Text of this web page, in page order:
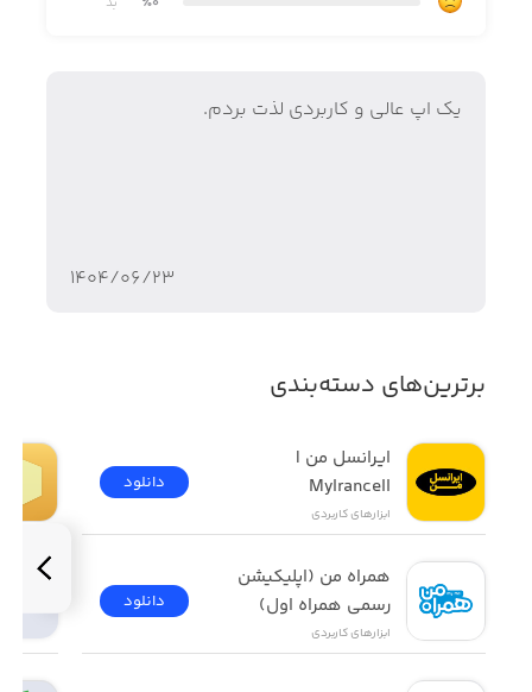
یک اپ عالی و کاربردی لذت بردم.
۱۴۰۴/۰۶/۲۳
برترین‌های دسته‌بندی
MyIrancell
ابزار‌های کاربردی
دانلود
رسمی همراه اول)
ابزار‌های کاربردی
دانلود